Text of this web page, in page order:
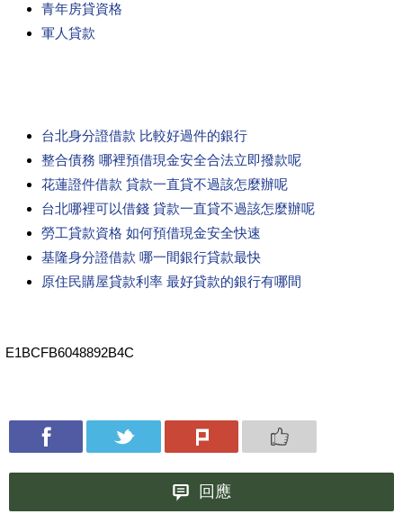
青年房貸資格
軍人貸款
台北身分證借款 比較好過件的銀行
整合債務 哪裡預借現金安全合法立即撥款呢
花蓮證件借款 貸款一直貸不過該怎麼辦呢
台北哪裡可以借錢 貸款一直貸不過該怎麼辦呢
勞工貸款資格 如何預借現金安全快速
基隆身分證借款 哪一間銀行貸款最快
原住民購屋貸款利率 最好貸款的銀行有哪間
E1BCFB6048892B4C
回應